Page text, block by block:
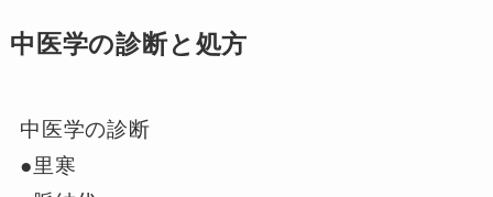
中医学の診断と処方
中医学の診断
●里寒